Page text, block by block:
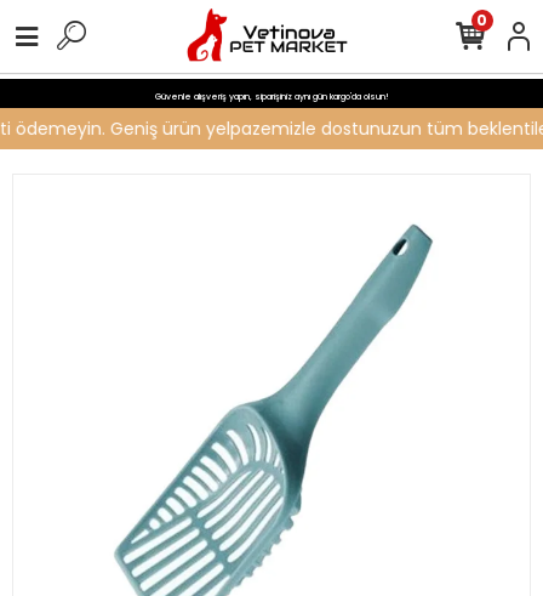
Güvenle alışveriş yapın, siparişiniz aynı gün kargo'da olsun!
ödemeyin. Geniş ürün yelpazemizle dostunuzun tüm
0